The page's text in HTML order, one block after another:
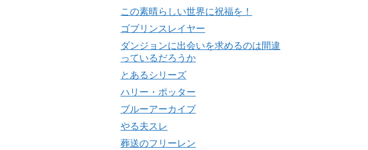
この素晴らしい世界に祝福を！
ゴブリンスレイヤー
ダンジョンに出会いを求めるのは間違
っているだろうか
とあるシリーズ
ハリー・ポッター
ブルーアーカイブ
やる夫スレ
葬送のフリーレン